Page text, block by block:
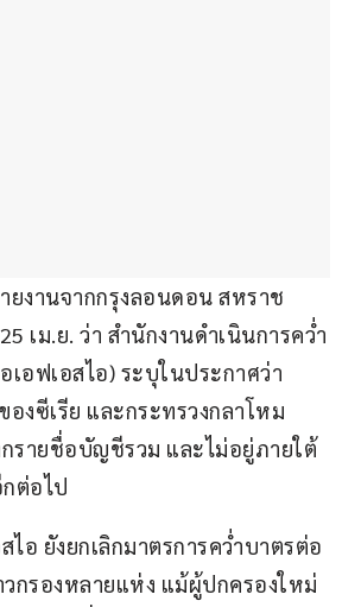
ยงานจากกรุงลอนดอน สหราช
เม.ย. ว่า สำนักงานดำเนินการคว่ำ
เอฟเอสไอ) ระบุในประกาศว่า
งซีเรีย และกระทรวงกลาโหม
รายชื่อบัญชีรวม และไม่อยู่ภายใต้
ต่อไป
ไอ ยังยกเลิกมาตรการคว่ำบาตรต่อ
กรองหลายแห่ง แม้ผู้ปกครองใหม่